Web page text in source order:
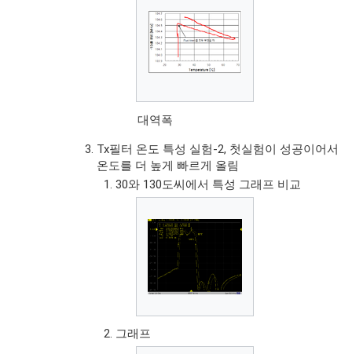
대역폭
Tx필터 온도 특성 실험-2, 첫실험이 성공이어서
온도를 더 높게 빠르게 올림
30와 130도씨에서 특성 그래프 비교
그래프